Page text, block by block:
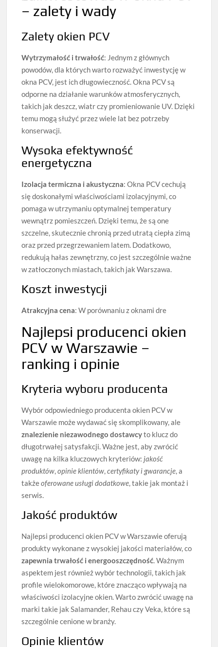
– zalety i wady
Zalety okien PCV
Wytrzymałość i trwałość: Jednym z głównych
powodów, dla których warto rozważyć inwestycję w
okna PCV, jest ich długowieczność. Okna PCV są
odporne na działanie warunków atmosferycznych,
takich jak deszcz, wiatr czy promieniowanie UV. Dzięki
temu mogą służyć przez wiele lat bez potrzeby
konserwacji.
Wysoka efektywność
energetyczna
Izolacja termiczna i akustyczna: Okna PCV cechują
się doskonałymi właściwościami izolacyjnymi, co
pomaga w utrzymaniu optymalnej temperatury
wewnątrz pomieszczeń. Dzięki temu, że są one
szczelne, skutecznie chronią przed utratą ciepła zimą
oraz przed przegrzewaniem latem. Dodatkowo,
redukują hałas zewnętrzny, co jest szczególnie ważne
w zatłoczonych miastach, takich jak Warszawa.
Koszt inwestycji
Atrakcyjna cena: W porównaniu z oknami dre
Najlepsi producenci okien
PCV w Warszawie –
ranking i opinie
Kryteria wyboru producenta
Wybór odpowiedniego producenta okien PCV w
Warszawie może wydawać się skomplikowany, ale
znalezienie niezawodnego dostawcyto klucz do
długotrwałej satysfakcji. Ważne jest, aby zwrócić
uwagę na kilka kluczowych kryteriów: jakość
produktów,opinie klientów,certyfikaty i gwarancje, a
takżeoferowane usługi dodatkowe, takie jak montaż i
serwis.
Jakość produktów
Najlepsi producenci okien PCV w Warszawie oferują
produkty wykonane z wysokiej jakości materiałów, co
zapewnia trwałość i energooszczędność. Ważnym
aspektem jest również wybór technologii, takich jak
profile wielokomorowe, które znacząco wpływają na
właściwości izolacyjne okien. Warto zwrócić uwagę na
marki takie jak Salamander, Rehau czy Veka, które są
szczególnie cenione w branży.
Opinie klientów